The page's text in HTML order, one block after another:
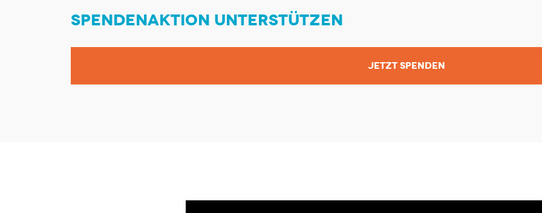
SPENDENAKTION UNTERSTÜTZEN
JETZT SPENDEN